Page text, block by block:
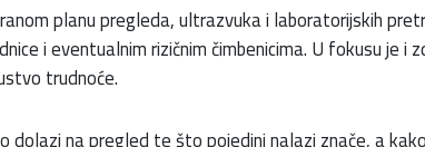
planu pregleda, ultrazvuka i laboratorijskih
i eventualnim rizičnim čimbenicima. U fokusu je i
trudnoće.